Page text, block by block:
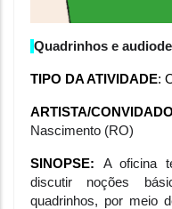
Quadrinhos e
TIPO DA ATIVIDADE:
ARTISTA/
Nascimento (RO)
SINOPSE: A oficina
discutir noções
quadrinhos, por meio